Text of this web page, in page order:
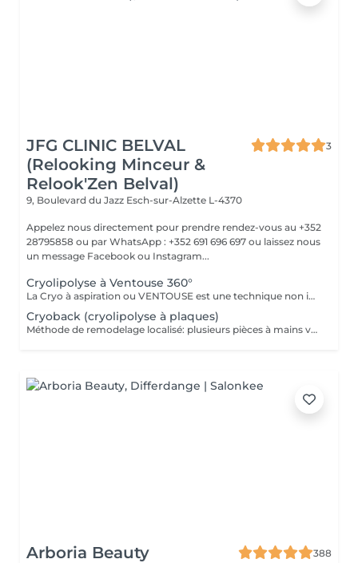
JFG CLINIC BELVAL
(Relooking Minceur &
Relook'Zen Belval)
3
9, Boulevard du Jazz Esch-sur-Alzette L-4370
Appelez nous directement pour prendre rendez-vous au +352
28795858 ou par WhatsApp : +352 691 696 697 ou laissez nous
un message Facebook ou Instagram...
Cryolipolyse à Ventouse 360°
La Cryo à aspiration ou VENTOUSE est une technique non invasive visant à se débarrasser d'un bourrelet disgracieux qui ne part pas avec des séances de sport ou un régime draconien. Une accumulation de tissu gras à un endroit de votre corps et qui vous gène.
Cryoback (cryolipolyse à plaques)
Méthode de remodelage localisé: plusieurs pièces à mains vont traiter une zone localisée pour détruire les graisses et raffermir la zone, et renforcer profondément les muscles.
Arboria Beauty 388